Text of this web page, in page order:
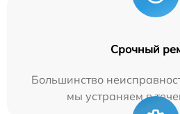
Срочный
Большинство
мы устраняем в